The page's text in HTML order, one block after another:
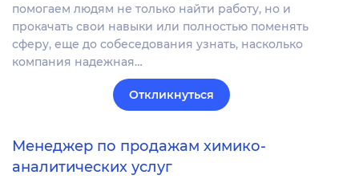
помогаем людям не только найти работу, но и
прокачать свои навыки или полностью поменять
сферу, еще до собеседования узнать, насколько
компания надежная…
Откликнуться
Менеджер по продажам химико-
аналитических услуг